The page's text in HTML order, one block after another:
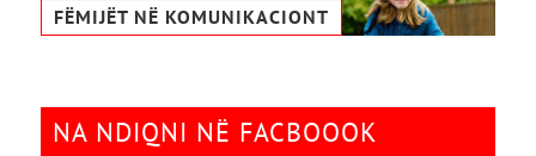
FËMIJËT NË KOMUNIKACIONТ
NA NDIQNI NË FACBOOOK